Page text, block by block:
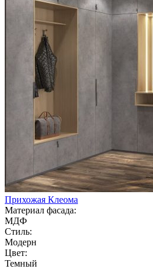
Прихожая Клеома
Материал фасада:
МДФ
Стиль:
Модерн
Цвет:
Темный